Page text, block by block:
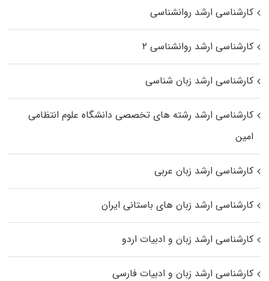
کارشناسی ارشد روانشناسی
کارشناسی ارشد روانشناسی ۲
کارشناسی ارشد زبان شناسی
کارشناسی ارشد رﺷﺘﻪ ﻫﺎی تخصصی داﻧﺸﮕﺎه ﻋﻠﻮم انتظامی
اﻣﻴﻦ
کارشناسی ارشد زبان عربی
کارشناسی ارشد زبان‌ های باستانی ایران
کارشناسی ارشد زبان و ادبیات اردو
کارشناسی ارشد زبان و ادبیات فارسی